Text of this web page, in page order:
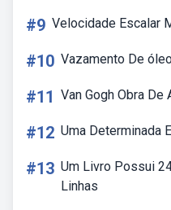
#9 Velocidade Escalar
#10 Vazamento De
#11 Van Gogh Obra De
#12 Uma Determinada
#13 Um Livro Possui
Linhas